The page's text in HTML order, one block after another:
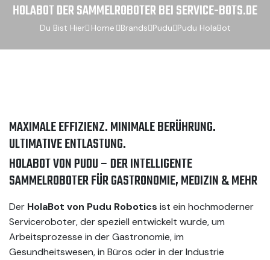
HOLABOT DER SAMMELROBOTER BEI SERVICE-BOTS.DE
Du Bist Hier Home Brands Pudu Pudu HolaBot
MAXIMALE EFFIZIENZ. MINIMALE BERÜHRUNG.
ULTIMATIVE ENTLASTUNG.
HOLABOT VON PUDU – DER INTELLIGENTE
SAMMELROBOTER FÜR GASTRONOMIE, MEDIZIN & MEHR
Der HolaBot von Pudu Robotics ist ein hochmoderner
Serviceroboter, der speziell entwickelt wurde, um
Arbeitsprozesse in der Gastronomie, im
Gesundheitswesen, in Büros oder in der Industrie